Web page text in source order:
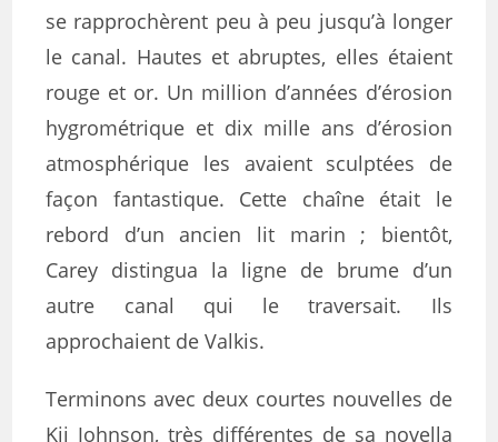
se rapprochèrent peu à peu jusqu’à longer
le canal. Hautes et abruptes, elles étaient
rouge et or. Un million d’années d’érosion
hygrométrique et dix mille ans d’érosion
atmosphérique les avaient sculptées de
façon fantastique. Cette chaîne était le
rebord d’un ancien lit marin ; bientôt,
Carey distingua la ligne de brume d’un
autre canal qui le traversait. Ils
approchaient de Valkis.
Terminons avec deux courtes nouvelles de
Kij Johnson, très différentes de sa novella